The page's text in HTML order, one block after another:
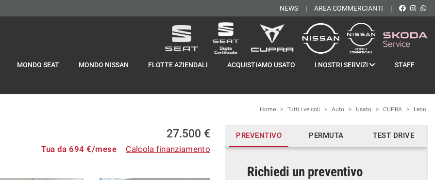
NEWS AREA COMMERCIANTI
MONDO SEAT MONDO NISSAN FLOTTE AZIENDALI ACQUISTIAMO USATO I NOSTRI SERVIZI STAFF
Home > Tutti i veicoli > Auto > Usato > CUPRA > Leon
27.500 €
Tua da 694 €/mese Calcola finanziamento
PREVENTIVO PERMUTA TEST DRIVE
Richiedi un preventivo